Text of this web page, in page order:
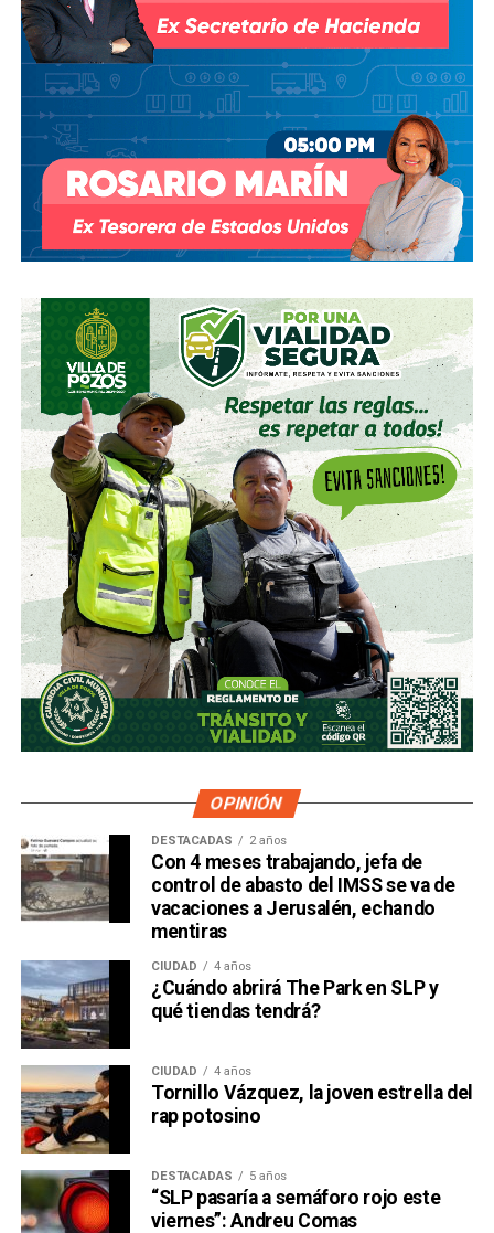
OPINIÓN
DESTACADAS 2 años
Con 4 meses trabajando, jefa de
control de abasto del IMSS se va de
vacaciones a Jerusalén, echando
mentiras
CIUDAD 4 años
¿Cuándo abrirá The Park en SLP y
qué tiendas tendrá?
CIUDAD 4 años
Tornillo Vázquez, la joven estrella del
rap potosino
DESTACADAS 5 años
“SLP pasaría a semáforo rojo este
viernes”: Andreu Comas